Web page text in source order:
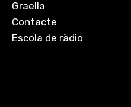
Graella
Contacte
Escola de ràdio